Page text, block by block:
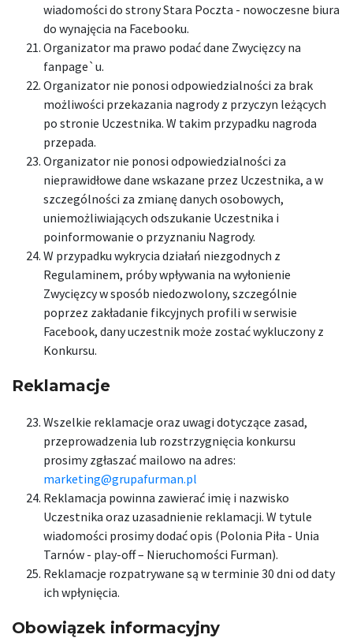
wiadomości do strony Stara Poczta - nowoczesne biura
do wynajęcia na Facebooku.
Organizator ma prawo podać dane Zwycięzcy na
fanpage`u.
Organizator nie ponosi odpowiedzialności za brak
możliwości przekazania nagrody z przyczyn leżących
po stronie Uczestnika. W takim przypadku nagroda
przepada.
Organizator nie ponosi odpowiedzialności za
nieprawidłowe dane wskazane przez Uczestnika, a w
szczególności za zmianę danych osobowych,
uniemożliwiających odszukanie Uczestnika i
poinformowanie o przyznaniu Nagrody.
W przypadku wykrycia działań niezgodnych z
Regulaminem, próby wpływania na wyłonienie
Zwycięzcy w sposób niedozwolony, szczególnie
poprzez zakładanie fikcyjnych profili w serwisie
Facebook, dany uczestnik może zostać wykluczony z
Konkursu.
Reklamacje
Wszelkie reklamacje oraz uwagi dotyczące zasad,
przeprowadzenia lub rozstrzygnięcia konkursu
prosimy zgłaszać mailowo na adres:
marketing@grupafurman.pl
Reklamacja powinna zawierać imię i nazwisko
Uczestnika oraz uzasadnienie reklamacji. W tytule
wiadomości prosimy dodać opis (Polonia Piła - Unia
Tarnów - play-off – Nieruchomości Furman).
Reklamacje rozpatrywane są w terminie 30 dni od daty
ich wpłynięcia.
Obowiązek informacyjny